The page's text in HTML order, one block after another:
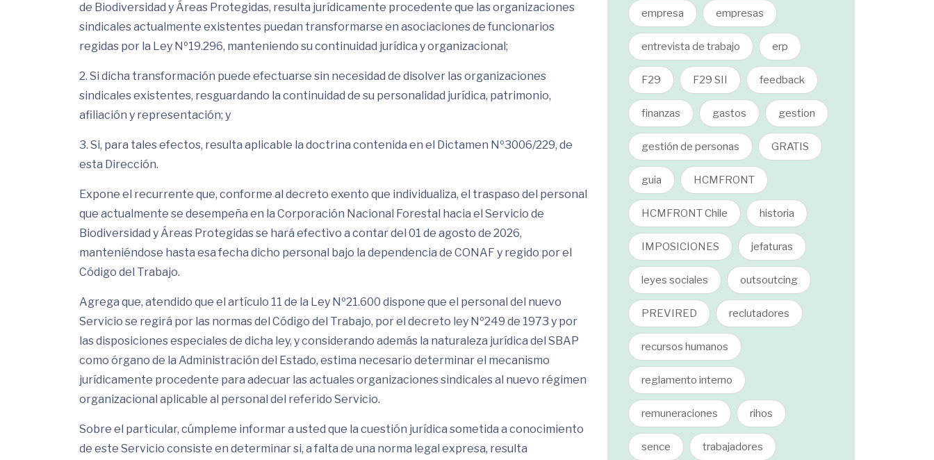
de Biodiversidad y Áreas Protegidas, resulta jurídicamente procedente que las organizaciones
sindicales actualmente existentes puedan transformarse en asociaciones de funcionarios
regidas por la Ley Nº19.296, manteniendo su continuidad jurídica y organizacional;
2. Si dicha transformación puede efectuarse sin necesidad de disolver las organizaciones
sindicales existentes, resguardando la continuidad de su personalidad jurídica, patrimonio,
afiliación y representación; y
3. Si, para tales efectos, resulta aplicable la doctrina contenida en el Dictamen Nº3006/229, de
esta Dirección.
Expone el recurrente que, conforme al decreto exento que individualiza, el traspaso del personal
que actualmente se desempeña en la Corporación Nacional Forestal hacia el Servicio de
Biodiversidad y Áreas Protegidas se hará efectivo a contar del 01 de agosto de 2026,
manteniéndose hasta esa fecha dicho personal bajo la dependencia de CONAF y regido por el
Código del Trabajo.
Agrega que, atendido que el artículo 11 de la Ley Nº21.600 dispone que el personal del nuevo
Servicio se regirá por las normas del Código del Trabajo, por el decreto ley Nº249 de 1973 y por
las disposiciones especiales de dicha ley, y considerando además la naturaleza jurídica del SBAP
como órgano de la Administración del Estado, estima necesario determinar el mecanismo
jurídicamente procedente para adecuar las actuales organizaciones sindicales al nuevo régimen
organizacional aplicable al personal del referido Servicio.
Sobre el particular, cúmpleme informar a usted que la cuestión jurídica sometida a conocimiento
de este Servicio consiste en determinar si, a falta de una norma legal expresa, resulta
empresa empresas
entrevista de trabajo erp
F29 F29 SII feedback
finanzas gastos gestion
gestión de personas GRATIS
guia HCMFRONT
HCMFRONT Chile historia
IMPOSICIONES jefaturas
leyes sociales outsoutcing
PREVIRED reclutadores
recursos humanos
reglamento interno
remuneraciones rihos
sence trabajadores